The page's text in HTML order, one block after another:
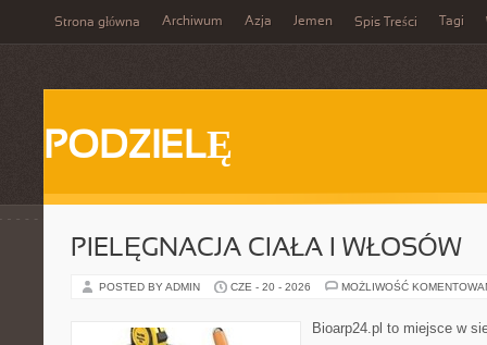
Strona główna Archiwum Azja Jemen Spis Treści Tagi
PODZIELĘ
PIELĘGNACJA CIAŁA I WŁOSÓW
POSTED BY ADMIN CZE - 20 - 2026 MOŻLIWOŚĆ
Bioarp24.pl to miejsce w